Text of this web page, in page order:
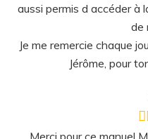
Jérôme, pour
Impatiente d’en